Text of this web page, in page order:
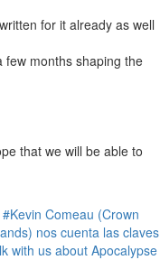
for it already as well
few months shaping the
that we will be able to
#Kevin Comeau (Crown
nos cuenta las claves
with us about Apocalypse